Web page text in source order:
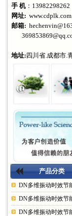
手 机：13982298262
网址: www.cdplk.com
邮箱:
地址:四川省.成都市.
产品分类
DN多维振动时效节
DN多维振动时效节
DN多维振动时效节